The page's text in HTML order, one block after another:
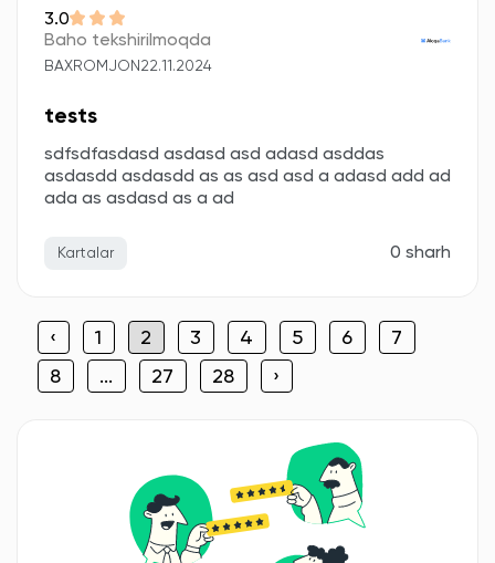
3.0
Baho tekshirilmoqda
BAXROMJON 22.11.2024
tests
sdfsdfasdasd asdasd asd adasd asddas
asdasdd asdasdd as as asd asd a adasd add ad
ada as asdasd as a ad
Kartalar 0 sharh
‹ 1 2 3 4 5 6
7
8
... 27 28 ›